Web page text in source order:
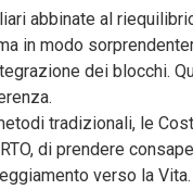
abbinate al
in modo
dei blocchi.
tradizionali, le
di prendere
verso la